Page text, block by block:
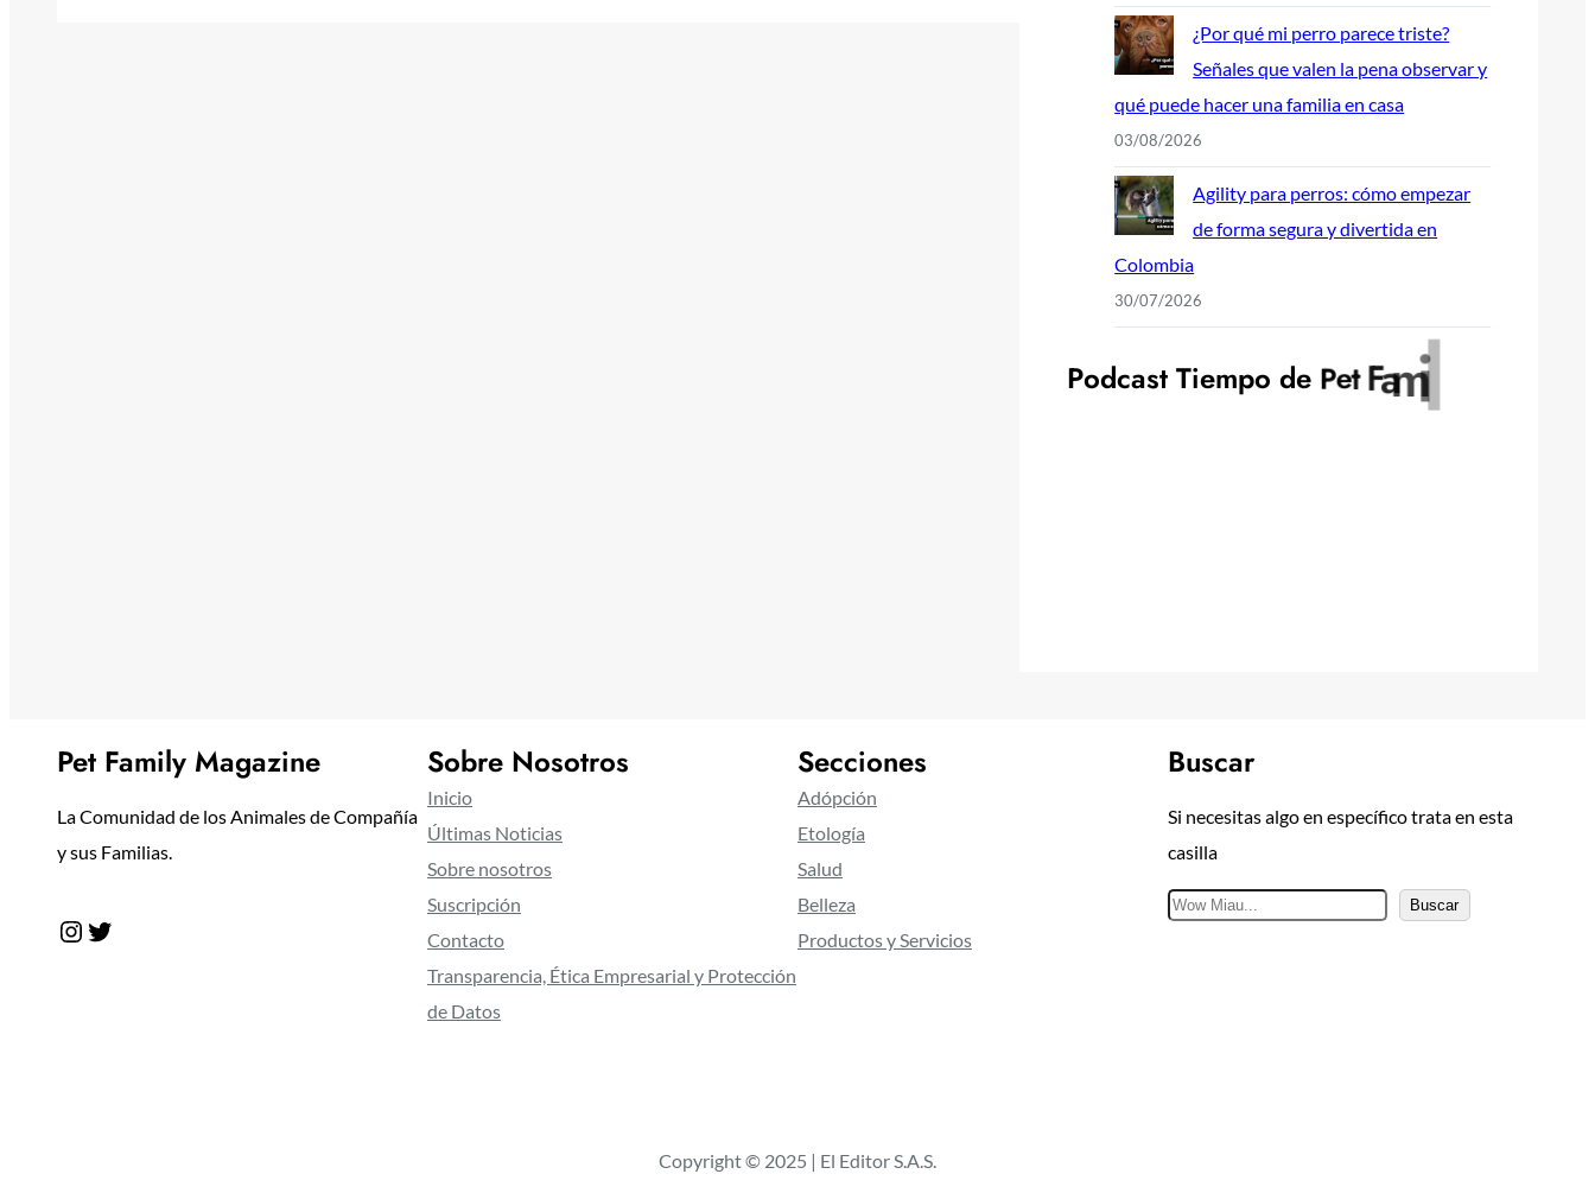
¿Por qué mi perro parece triste?
Señales que valen la pena observar y
qué puede hacer una familia en casa
03/08/2026
Agility para perros: cómo empezar
de forma segura y divertida en
Colombia
30/07/2026
Podcast Tiempo de Pet Fami
Pet Family Magazine
La Comunidad de los Animales de Compañía
y sus Familias.
Instagram Twitter
Sobre Nosotros
Inicio
Últimas Noticias
Sobre nosotros
Suscripción
Contacto
Transparencia, Ética Empresarial y Protección
de Datos
Secciones
Adópción
Etología
Salud
Belleza
Productos y Servicios
Buscar
Si necesitas algo en específico trata en esta
casilla
B
Buscar
Copyright © 2025 | El Editor S.A.S.